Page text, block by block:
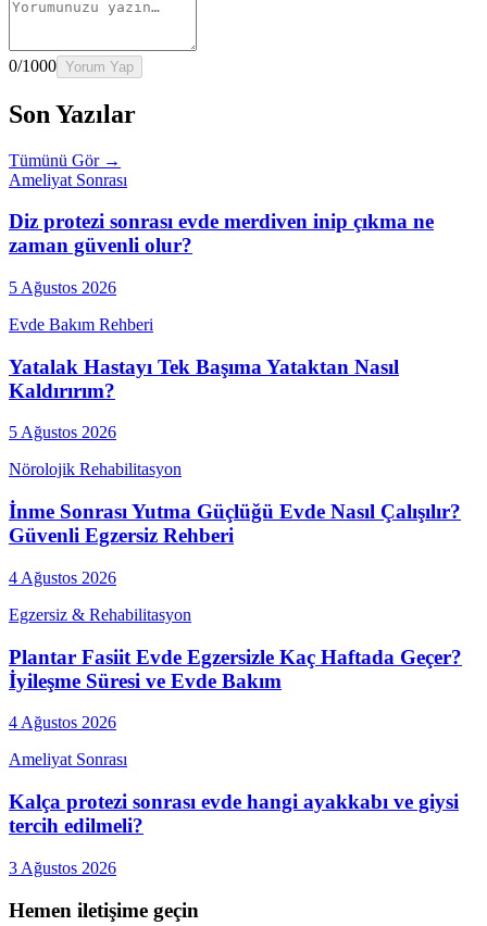
0/1000 Yorum Yap
Son Yazılar
Tümünü Gör →
Ameliyat Sonrası
Diz protezi sonrası evde merdiven inip çıkma ne
zaman güvenli olur?
5 Ağustos 2026
Evde Bakım Rehberi
Yatalak Hastayı Tek Başıma Yataktan Nasıl
Kaldırırım?
5 Ağustos 2026
Nörolojik Rehabilitasyon
İnme Sonrası Yutma Güçlüğü Evde Nasıl Çalışılır?
Güvenli Egzersiz Rehberi
4 Ağustos 2026
Egzersiz & Rehabilitasyon
Plantar Fasiit Evde Egzersizle Kaç Haftada Geçer?
İyileşme Süresi ve Evde Bakım
4 Ağustos 2026
Ameliyat Sonrası
Kalça protezi sonrası evde hangi ayakkabı ve giysi
tercih edilmeli?
3 Ağustos 2026
Hemen iletişime geçin